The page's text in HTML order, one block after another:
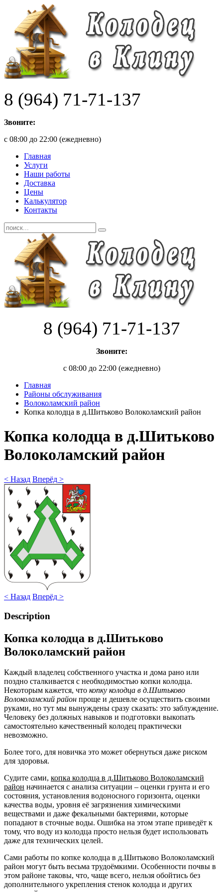
8 (964) 71-71-137
Звоните:
с 08:00 до 22:00 (ежедневно)
Главная
Услуги
Наши работы
Доставка
Цены
Калькулятор
Контакты
8 (964) 71-71-137
Звоните:
с 08:00 до 22:00 (ежедневно)
Главная
Районы обслуживания
Волоколамский район
Копка колодца в д.Шитьково Волоколамский район
Копка колодца в д.Шитьково
Волоколамский район
< Назад Вперёд >
< Назад Вперёд >
Description
Копка колодца в д.Шитьково
Волоколамский район
Каждый владелец собственного участка и дома рано или
поздно сталкивается с необходимостью копки колодца.
Некоторым кажется, что копку колодца в д.Шитьково
Волоколамский район проще и дешевле осуществить своими
руками, но тут мы вынуждены сразу сказать: это заблуждение.
Человеку без должных навыков и подготовки выкопать
самостоятельно качественный колодец практически
невозможно.
Более того, для новичка это может обернуться даже риском
для здоровья.
Судите сами, копка колодца в д.Шитьково Волоколамский
район начинается с анализа ситуации – оценки грунта и его
состояния, установления водоносного горизонта, оценки
качества воды, уровня её загрязнения химическими
веществами и даже фекальными бактериями, которые
попадают в сточные воды. Ошибка на этом этапе приведёт к
тому, что воду из колодца просто нельзя будет использовать
даже для технических целей.
Сами работы по копке колодца в д.Шитьково Волоколамский
район могут быть весьма трудоёмкими. Особенности почвы в
этом районе таковы, что, чаще всего, нельзя обойтись без
дополнительного укрепления стенок колодца и других